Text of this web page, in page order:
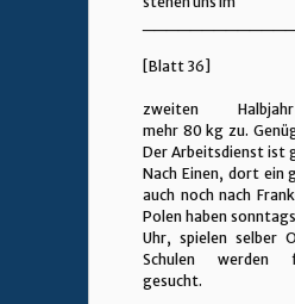
[Blatt 36]
zweiten Halbjahr
mehr 80 kg zu.
Der Arbeitsdienst ist
Nach Einen, dort ein
auch noch nach
Polen haben
Uhr, spielen selber
Schulen werden
gesucht.